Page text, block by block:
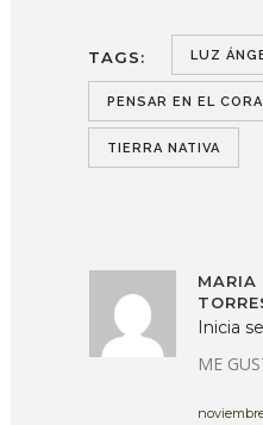
TAGS: LUZ
PENSAR EN EL
TIERRA NATIVA
MARIA
Inicia
ME